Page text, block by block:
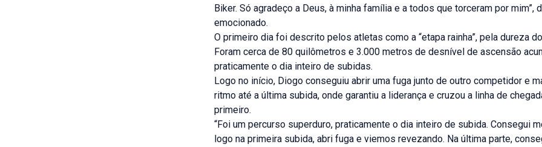
Biker. Só agradeço a Deus, à minha família e a todos que torceram por mim”,
emocionado.
O primeiro dia foi descrito pelos atletas como a “etapa rainha”, pela dureza
Foram cerca de 80 quilômetros e 3.000 metros de desnível de ascensão
praticamente o dia inteiro de subidas.
Logo no início, Diogo conseguiu abrir uma fuga junto de outro competidor e
ritmo até a última subida, onde garantiu a liderança e cruzou a linha de
primeiro.
“Foi um percurso superduro, praticamente o dia inteiro de subida. Consegui
logo na primeira subida, abri fuga e viemos revezando. Na última parte,